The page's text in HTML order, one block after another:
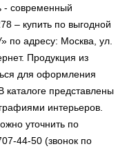
- современный
– купить по выгодной
по адресу: Москва, ул.
Продукция из
для оформления
представлены
интерьеров.
уточнить по
44-50 (звонок по